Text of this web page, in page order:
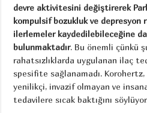
devre aktivitesini değiştirerek
kompulsif bozukluk ve depresyon
ilerlemeler kaydedilebileceğine
bulunmaktadır. Bu önemli çünkü
rahatsızlıklarda uygulanan ilaç
spesifite sağlanamadı.
yenilikçi, invazif olmayan ve
tedavilere sıcak baktığını